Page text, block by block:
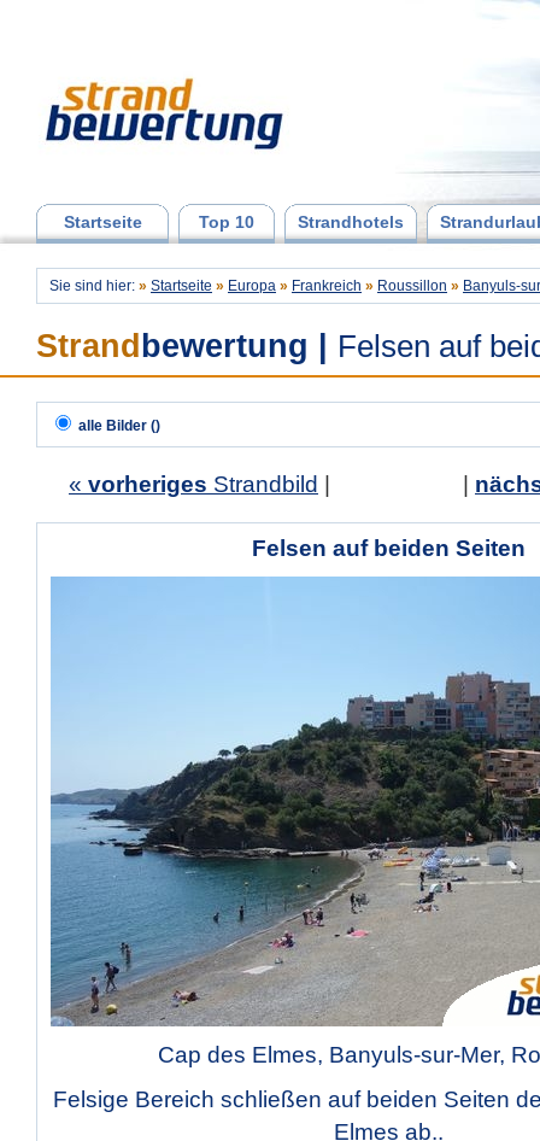
Startseite Top 10 Strandhotels
Sie sind hier: » Startseite » Europa » Frankreich » Roussillon » Banyuls-
Strand bewertung Felsen auf
alle Bilder ()
« vorheriges Strandbild
Felsen auf beiden Seiten
Cap des Elmes, Banyuls-sur-Mer,
Felsige Bereich schließen auf beiden Seiten
Elmes ab..